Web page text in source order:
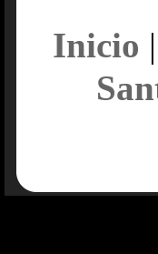
Inicio |